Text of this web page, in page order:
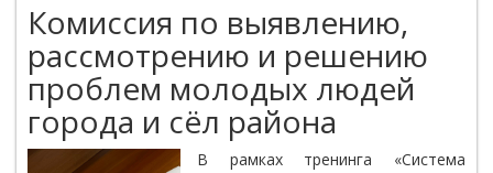
Комиссия по выявлению,
рассмотрению и решению
проблем молодых людей
города и сёл района
В рамках тренинга «Система